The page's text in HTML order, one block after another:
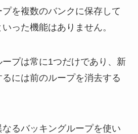
を複数のバンクに保存して
った機能はありません。
プは常に1つだけであり、新
には前のループを消去する
るバッキングループを使い